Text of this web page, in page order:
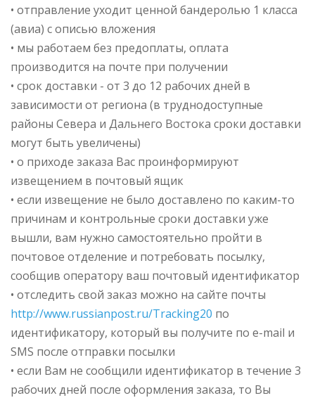
• отправление уходит ценной бандеролью 1 класса
(авиа) с описью вложения
• мы работаем без предоплаты, оплата
производится на почте при получении
• срок доставки - от 3 до 12 рабочих дней в
зависимости от региона (в труднодоступные
районы Севера и Дальнего Востока сроки доставки
могут быть увеличены)
• о приходе заказа Вас проинформируют
извещением в почтовый ящик
• если извещение не было доставлено по каким-то
причинам и контрольные сроки доставки уже
вышли, вам нужно самостоятельно пройти в
почтовое отделение и потребовать посылку,
сообщив оператору ваш почтовый идентификатор
• отследить свой заказ можно на сайте почты
http://www.russianpost.ru/Tracking20 по
идентификатору, который вы получите по e-mail и
SMS после отправки посылки
• если Вам не сообщили идентификатор в течение 3
рабочих дней после оформления заказа, то Вы